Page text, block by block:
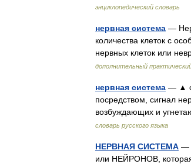
энциклопедический словарь
нервная система —
количества клеток с
нервных клеток или
дополнительный
нервная система — ▲
посредством, сигнал
возбуждающих и
словарь русского языка
НЕРВНАЯ СИСТЕМА —
или НЕЙРОНОВ, которая